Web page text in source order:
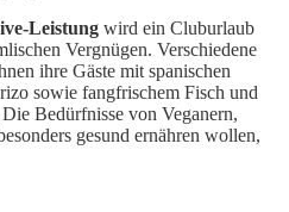
Leistung wird ein Cluburlaub
Vergnügen. Verschiedene
ihre Gäste mit spanischen
sowie fangfrischem Fisch und
Bedürfnisse von Veganern,
gesund ernähren wollen,